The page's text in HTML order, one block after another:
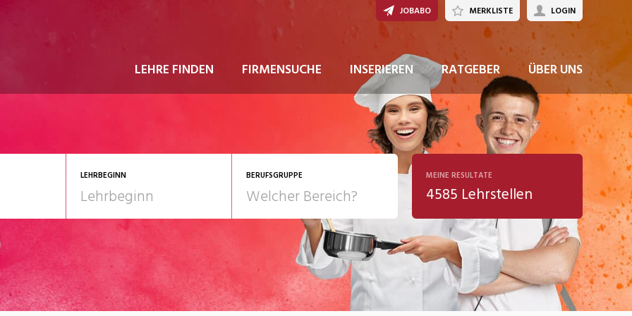
LEHRE FINDEN FIRMENSUCHE INSERIEREN RATGEBER ÜBER UNS
JOBABO MERKLISTE LOGIN
LEHRBEGINN BERUFSGRUPPE
Gesundheit/Pflege/Soziales
Telco
Kultur
MEINE RESULTATE
4585 Lehrstellen
JETZT BEWERBEN